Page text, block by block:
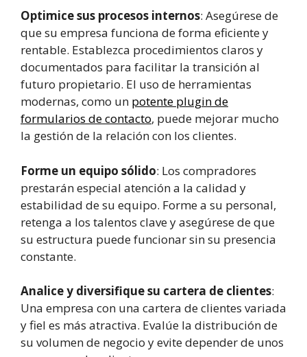
Optimice sus procesos internos: Asegúrese de
que su empresa funciona de forma eficiente y
rentable. Establezca procedimientos claros y
documentados para facilitar la transición al
futuro propietario. El uso de herramientas
modernas, como un potente plugin de
formularios de contacto, puede mejorar mucho
la gestión de la relación con los clientes.
Forme un equipo sólido: Los compradores
prestarán especial atención a la calidad y
estabilidad de su equipo. Forme a su personal,
retenga a los talentos clave y asegúrese de que
su estructura puede funcionar sin su presencia
constante.
Analice y diversifique su cartera de clientes:
Una empresa con una cartera de clientes variada
y fiel es más atractiva. Evalúe la distribución de
su volumen de negocio y evite depender de unos